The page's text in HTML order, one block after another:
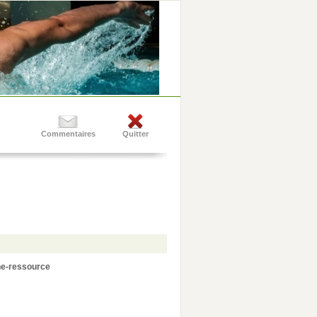
Quitter
Commentaires
ressource